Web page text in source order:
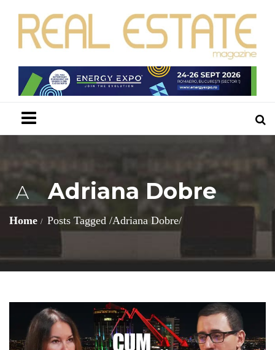
A Adriana Dobre
Home Posts Tagged /Adriana Dobre/